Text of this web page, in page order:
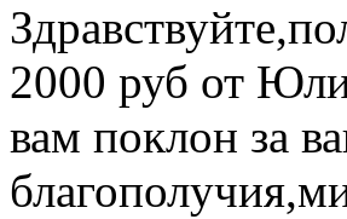
2000 руб от
вам поклон за